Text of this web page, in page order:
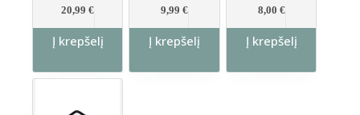
20,99€
Į krepšelį
9,99€
Į krepšelį
8,00 €
Į krepšelį